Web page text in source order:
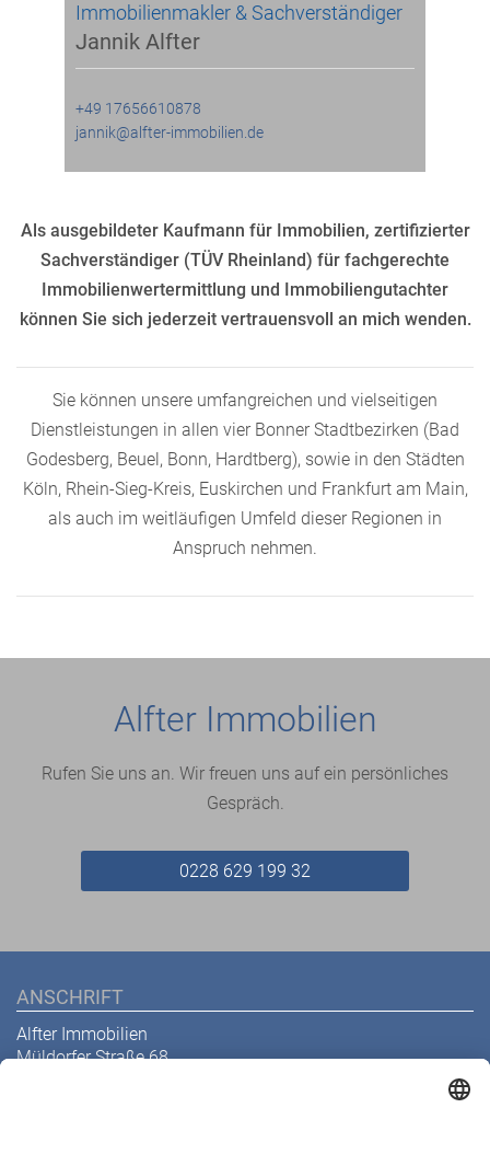
Immobilienmakler & Sachverständiger
Jannik Alfter
+49 17656610878
jannik@alfter-immobilien.de
Als ausgebildeter Kaufmann für Immobilien, zertifizierter
Sachverständiger (TÜV Rheinland) für fachgerechte
Immobilienwertermittlung und Immobiliengutachter
können Sie sich jederzeit vertrauensvoll an mich wenden.
Sie können unsere umfangreichen und vielseitigen
Dienstleistungen in allen vier Bonner Stadtbezirken (Bad
Godesberg, Beuel, Bonn, Hardtberg), sowie in den Städten
Köln, Rhein-Sieg-Kreis, Euskirchen und Frankfurt am Main,
als auch im weitläufigen Umfeld dieser Regionen in
Anspruch nehmen.
Alfter Immobilien
Rufen Sie uns an. Wir freuen uns auf ein persönliches
Gespräch.
0228 629 199 32
ANSCHRIFT
Alfter Immobilien
Müldorfer Straße 68